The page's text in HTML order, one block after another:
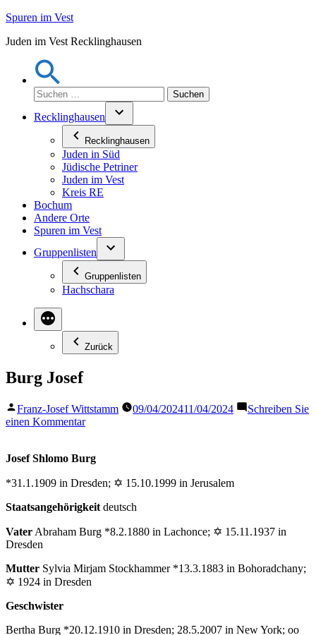
Zum
springen
Spuren im Vest
Juden im Vest Recklinghausen
Suchen
nach:
Recklinghausen
Recklinghausen
Juden in Süd
Jüdische Petriner
Juden im Vest
Kreis RE
Bochum
Andere Orte
Spuren im Vest
Gruppenlisten
Gruppenlisten
Hachschara
Zurück
Burg Josef
Veröffentlicht
von
Franz-Josef Wittstamm 09/04/202411/04/2024
Schreiben Sie
einen Kommentarzu
Josef Shlomo Burg
*31.1.1909 in Dresden; ✡ 15.10.1999 in Jerusalem
Staatsangehörigkeit deutsch
Vater Abraham Burg *8.2.1880 in Lachonce; ✡ 15.11.1937 in
Dresden
Mutter Sylvia Mirjam Stockhammer *13.3.1883 in Bohoradchany;
✡ 1924 in Dresden
Geschwister
Bertha Burg *20.12.1910 in Dresden; 28.5.2007 in New York; oo